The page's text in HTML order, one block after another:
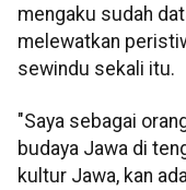
mengaku sudah
melewatkan
sewindu sekali itu.
"Saya sebagai
budaya Jawa di
kultur Jawa, kan